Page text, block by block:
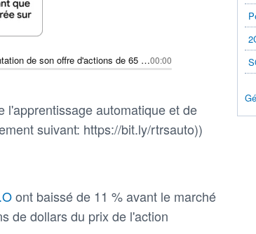
Enanta Pharma glisse sur l'augmentation de son offre d'actions de 65 millions de dollars00:00
l'apprentissage automatique et de
suivant: https://bit.ly/rtrsauto))
ont baissé de 11 % avant le marché
de dollars du prix de l'action